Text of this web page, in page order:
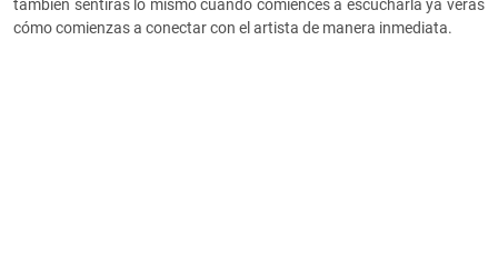
también sentirás lo mismo cuando comiences a escucharla ya verás
cómo comienzas a conectar con el artista de manera inmediata.